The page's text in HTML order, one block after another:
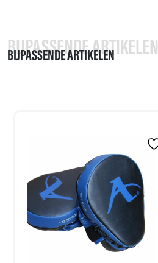
BIJPASSENDE ARTIKELEN
BIJPASSENDE ARTIKELEN